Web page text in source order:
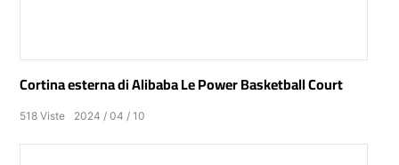
Cortina esterna di Alibaba Le Power Basketball Court
2024 04 10
518 Viste